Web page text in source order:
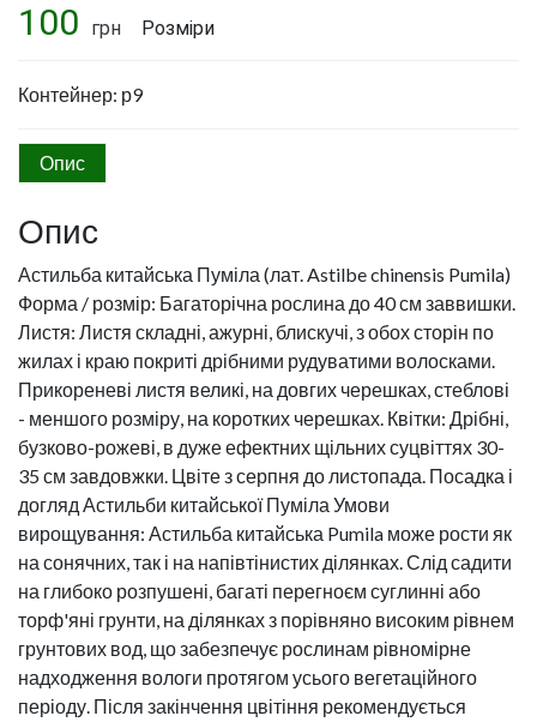
100 грн Розміри
Контейнер: р9
Опис
Опис
Астильба китайська Пуміла (лат. Astilbe chinensis Pumila)
Форма / розмір: Багаторічна рослина до 40 см заввишки.
Листя: Листя складні, ажурні, блискучі, з обох сторін по
жилах і краю покриті дрібними рудуватими волосками.
Прикореневі листя великі, на довгих черешках, стеблові
- меншого розміру, на коротких черешках. Квітки: Дрібні,
бузково-рожеві, в дуже ефектних щільних суцвіттях 30-
35 см завдовжки. Цвіте з серпня до листопада. Посадка і
догляд Астильби китайської Пуміла Умови
вирощування: Астильба китайська Pumila може рости як
на сонячних, так і на напівтінистих ділянках. Слід садити
на глибоко розпушені, багаті перегноєм суглинні або
торф'яні грунти, на ділянках з порівняно високим рівнем
грунтових вод, що забезпечує рослинам рівномірне
надходження вологи протягом усього вегетаційного
періоду. Після закінчення цвітіння рекомендується